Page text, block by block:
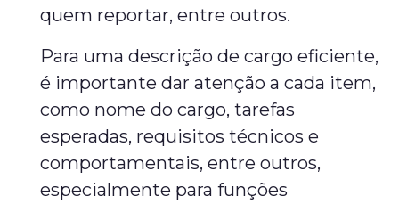
quem reportar, entre outros.
Para uma descrição de cargo eficiente,
é importante dar atenção a cada item,
como nome do cargo, tarefas
esperadas, requisitos técnicos e
comportamentais, entre outros,
especialmente para funções